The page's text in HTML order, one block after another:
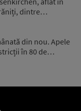
răniți, dintre…
din nou. Apele
în 80 de…